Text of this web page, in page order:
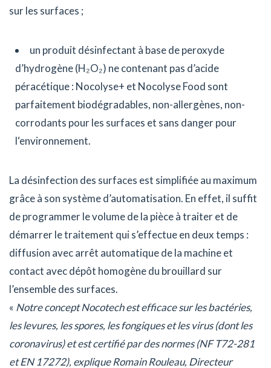
sur les surfaces ;
un produit désinfectant à base de peroxyde
d’hydrogène (H₂O₂) ne contenant pas d’acide
péracétique : Nocolyse+ et Nocolyse Food sont
parfaitement biodégradables, non-allergènes, non-
corrodants pour les surfaces et sans danger pour
l‘environnement.
La désinfection des surfaces est simplifiée au maximum
grâce à son système d’automatisation. En effet, il suffit
de programmer le volume de la pièce à traiter et de
démarrer le traitement qui s’effectue en deux temps :
diffusion avec arrêt automatique de la machine et
contact avec dépôt homogène du brouillard sur
l’ensemble des surfaces.
« Notre concept Nocotech est efficace sur les bactéries,
les levures, les spores, les fongiques et les virus (dont les
coronavirus) et est certifié par des normes (NF T72-281
et EN 17272), explique Romain Rouleau, Directeur